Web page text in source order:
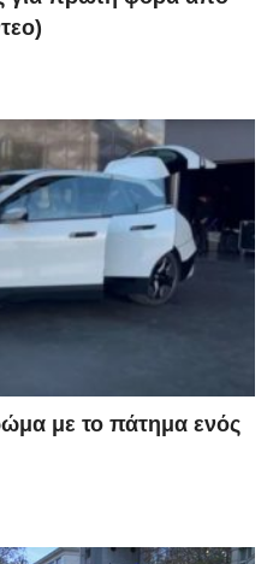
με το πάτημα ενός